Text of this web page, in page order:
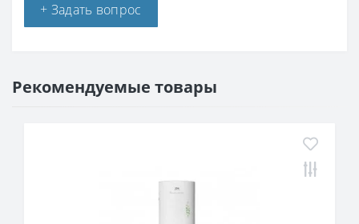
+ Задать вопрос
Рекомендуемые товары